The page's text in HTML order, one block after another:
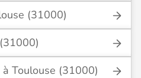
(31000)
à Toulouse (31000)